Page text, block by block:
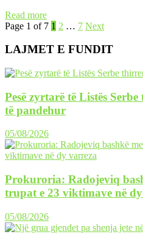
Read more
Page 1 of 7 1 2 … 7 Next
LAJMET E FUNDIT
Pesë zyrtarë të Listës
të pandehur
05/08/2026
Prokuroria: Radojeviq
trupat e 23 viktimave në
05/08/2026